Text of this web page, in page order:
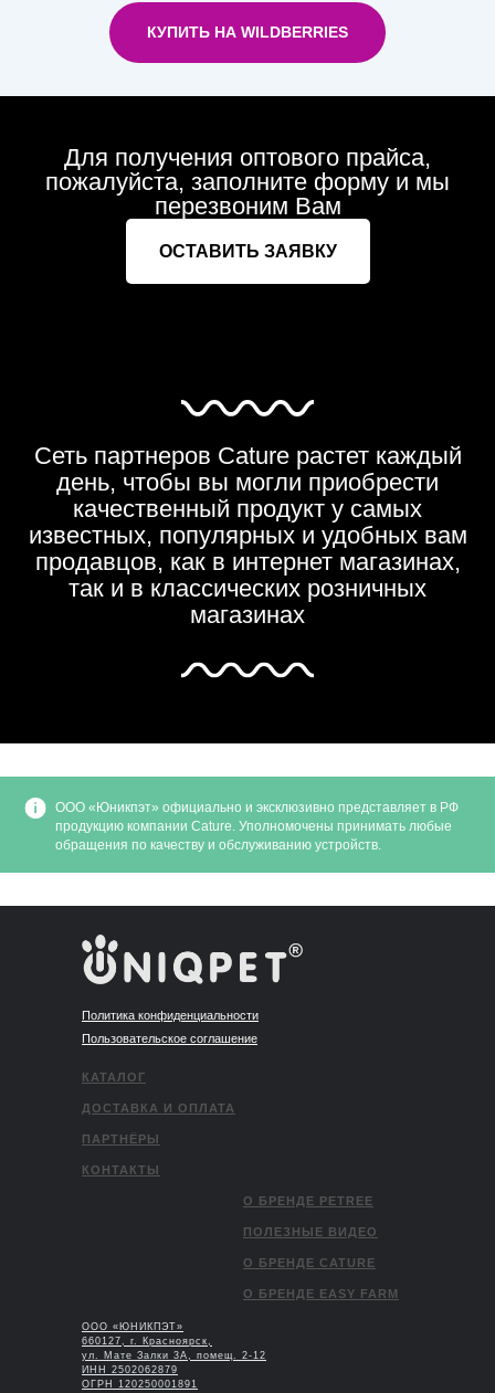
КУПИТЬ НА WILDBERRIES
Для получения оптового прайса,
пожалуйста, заполните форму и мы
перезвоним Вам
ОСТАВИТЬ ЗАЯВКУ
Сеть партнеров Cature растет каждый
день, чтобы вы могли приобрести
качественный продукт у самых
известных, популярных и удобных вам
продавцов, как в интернет магазинах,
так и в классических розничных
магазинах
ООО «Юникпэт» официально и эксклюзивно представляет в РФ
продукцию компании Cature. Уполномочены принимать любые
обращения по качеству и обслуживанию устройств.
Политика конфиденциальности
Пользовательское соглашение
КАТАЛОГ
ООО «ЮНИКПЭТ»
660127, г. Красноярск,
ул. Мате Залки 3А, помещ. 2-12
ИНН 2502062879
ОГРН 120250001891
ДОСТАВКА И ОПЛАТА
ПАРТНЁРЫ
КОНТАКТЫ
О БРЕНДЕ PETREE
ПОЛЕЗНЫЕ ВИДЕО
О БРЕНДЕ CATURE
О БРЕНДЕ EASY FARM